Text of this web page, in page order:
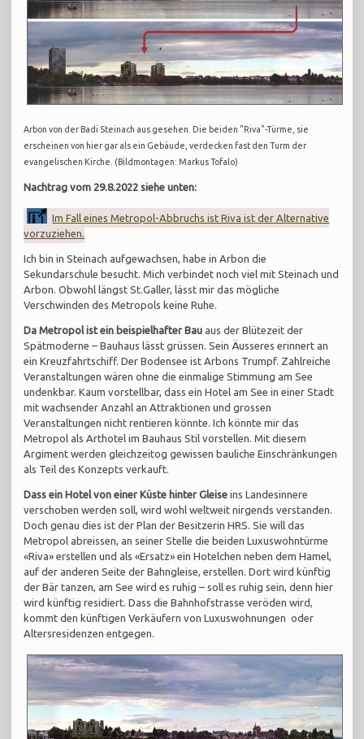
Arbon von der Badi Steinach aus gesehen. Die beiden "Riva"-Türme, sie
erscheinen von hier gar als ein Gebäude, verdecken fast den Turm der
evangelischen Kirche. (Bildmontagen: Markus Tofalo)
Nachtrag vom 29.8.2022 siehe unten:
Im Fall eines Metropol-Abbruchs ist Riva ist der Alternative
vorzuziehen.
Ich bin in Steinach aufgewachsen, habe in Arbon die
Sekundarschule besucht. Mich verbindet noch viel mit Steinach und
Arbon. Obwohl längst St.Galler, lässt mir das mögliche
Verschwinden des Metropols keine Ruhe.
Da Metropol ist ein beispielhafter Bau aus der Blütezeit der
Spätmoderne – Bauhaus lässt grüssen. Sein Äusseres erinnert an
ein Kreuzfahrtschiff. Der Bodensee ist Arbons Trumpf. Zahlreiche
Veranstaltungen wären ohne die einmalige Stimmung am See
undenkbar. Kaum vorstellbar, dass ein Hotel am See in einer Stadt
mit wachsender Anzahl an Attraktionen und grossen
Veranstaltungen nicht rentieren könnte. Ich könnte mir das
Metropol als Arthotel im Bauhaus Stil vorstellen. Mit diesem
Argiment werden gleichzeitog gewissen bauliche Einschränkungen
als Teil des Konzepts verkauft.
Dass ein Hotel von einer Küste hinter Gleise ins Landesinnere
verschoben werden soll, wird wohl weltweit nirgends verstanden.
Doch genau dies ist der Plan der Besitzerin HRS. Sie will das
Metropol abreissen, an seiner Stelle die beiden Luxuswohntürme
«Riva» erstellen und als «Ersatz» ein Hotelchen neben dem Hamel,
auf der anderen Seite der Bahngleise, erstellen. Dort wird künftig
der Bär tanzen, am See wird es ruhig – soll es ruhig sein, denn hier
wird künftig residiert. Dass die Bahnhofstrasse veröden wird,
kommt den künftigen Verkäufern von Luxuswohnungen oder
Altersresidenzen entgegen.